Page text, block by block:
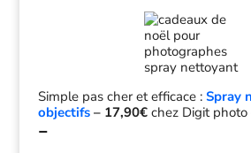
Simple pas cher et efficace : Spray
objectifs– 17,90€ chez Digit photo
–